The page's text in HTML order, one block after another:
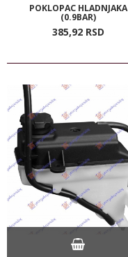
POKLOPAC HLADNJAKA
(0.9BAR)
385,92 RSD